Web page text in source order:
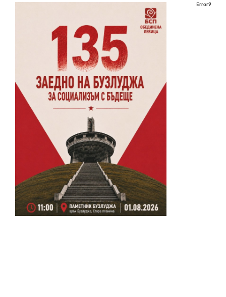
Error9